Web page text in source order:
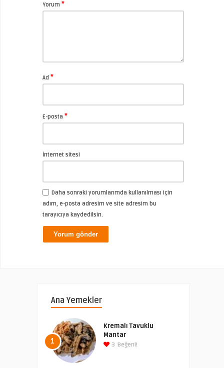
Yorum *
Ad *
E-posta *
İnternet sitesi
Daha sonraki yorumlarımda kullanılması için
adım, e-posta adresim ve site adresim bu
tarayıcıya kaydedilsin.
Ana Yemekler
1
Kremalı Tavuklu
Mantar
3 Beğeni!